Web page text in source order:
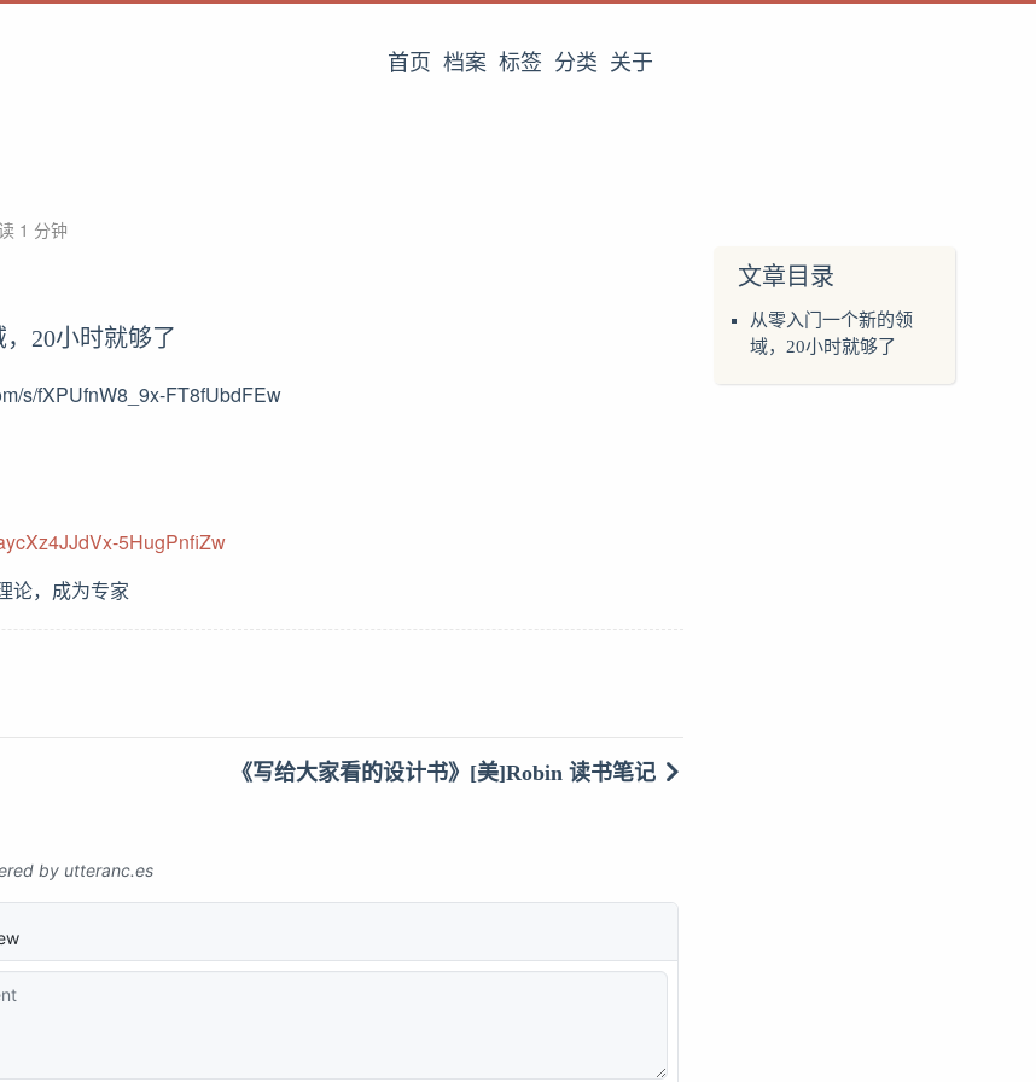
首页 档案 标签 分类 关于
1 分钟
文章目录
从零入门一个新的领
域，20小时就够了
20小时就够了
s/fXPUfnW8_9x-FT8fUbdFEw
5HugPnfiZw
论，成为专家
《写给大家看的设计书》[美]Robin 读书笔记